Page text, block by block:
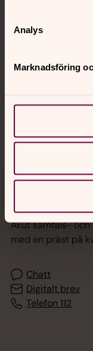
Analys
Marknadsföring
Sociala
Akut samtals-
med en präst på
Chatt
Digitalt brev
Telefon 112